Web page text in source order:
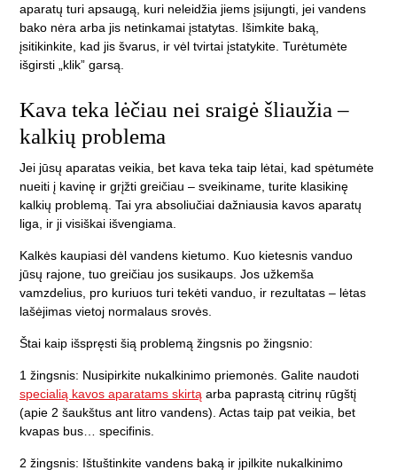
aparatų turi apsaugą, kuri neleidžia jiems įsijungti, jei vandens
bako nėra arba jis netinkamai įstatytas. Išimkite baką,
įsitikinkite, kad jis švarus, ir vėl tvirtai įstatykite. Turėtumėte
išgirsti „klik” garsą.
Kava teka lėčiau nei sraigė šliaužia –
kalkių problema
Jei jūsų aparatas veikia, bet kava teka taip lėtai, kad spėtumėte
nueiti į kavinę ir grįžti greičiau – sveikiname, turite klasikinę
kalkių problemą. Tai yra absoliučiai dažniausia kavos aparatų
liga, ir ji visiškai išvengiama.
Kalkės kaupiasi dėl vandens kietumo. Kuo kietesnis vanduo
jūsų rajone, tuo greičiau jos susikaups. Jos užkemša
vamzdelius, pro kuriuos turi tekėti vanduo, ir rezultatas – lėtas
lašėjimas vietoj normalaus srovės.
Štai kaip išspręsti šią problemą žingsnis po žingsnio:
1 žingsnis: Nusipirkite nukalkinimo priemonės. Galite naudoti
specialią kavos aparatams skirtą arba paprastą citrinų rūgštį
(apie 2 šaukštus ant litro vandens). Actas taip pat veikia, bet
kvapas bus… specifinis.
2 žingsnis: Ištuštinkite vandens baką ir įpilkite nukalkinimo